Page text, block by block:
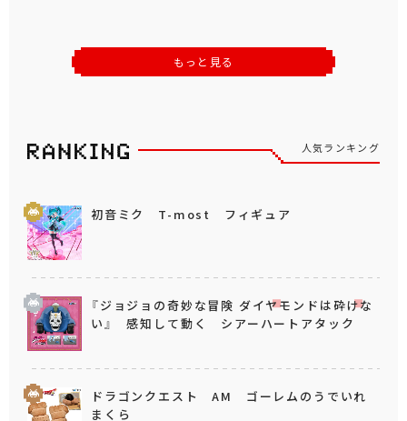
もっと見る
人気ランキング
初音ミク T-most フィギュア
『ジョジョの奇妙な冒険 ダイヤモンドは砕けな
い』 感知して動く シアーハートアタック
ドラゴンクエスト AM ゴーレムのうでいれ
まくら